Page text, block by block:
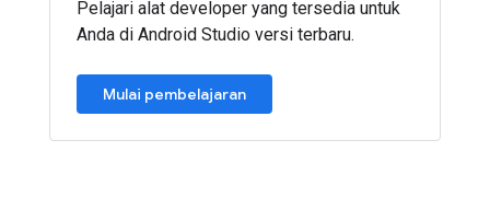
Pelajari alat developer yang tersedia untuk
Anda di Android Studio versi terbaru.
Mulai pembelajaran